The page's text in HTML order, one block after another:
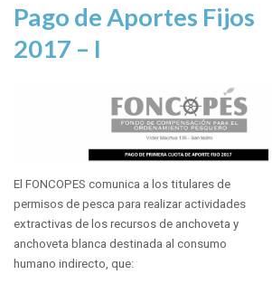
Pago de Aportes Fijos
2017 – I
El FONCOPES comunica a los titulares de
permisos de pesca para realizar actividades
extractivas de los recursos de anchoveta y
anchoveta blanca destinada al consumo
humano indirecto, que: